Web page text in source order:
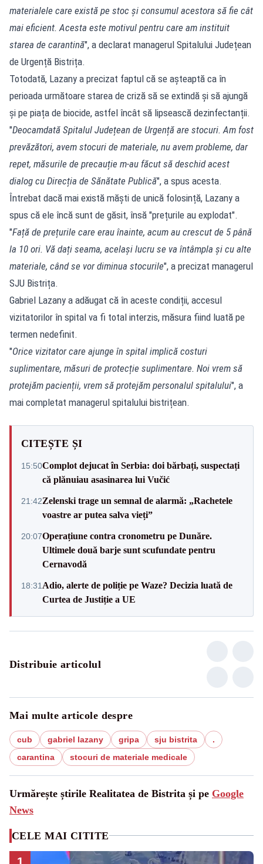
materialele care există pe stoc și consumul acestora să fie cât
mai eficient. Acesta este motivul pentru care am instituit
starea de carantină", a declarat managerul Spitalului Județean
de Urgență Bistrița.
Totodată, Lazany a precizat faptul că se așteaptă ca în
perioada următoare starea de criză să se extindă și să ajungă
și pe piața de biocide, astfel încât să lipsească dezinfectanții.
"Deocamdată Spitalul Județean de Urgență are stocuri. Am fost
prevăzători, avem stocuri de materiale, nu avem probleme, dar
repet, măsurile de precauție m-au făcut să deschid acest
dialog cu Direcția de Sănătate Publică", a spus acesta.
Întrebat dacă mai există măști de unică folosință, Lazany a
spus că ele încă sunt de găsit, însă "prețurile au explodat".
"Față de prețurile care erau înainte, acum au crescut de 5 până
la 10 ori. Vă dați seama, același lucru se va întâmpla și cu alte
materiale, când se vor diminua stocurile", a precizat managerul
SJU Bistrița.
Gabriel Lazany a adăugat că în aceste condiții, accesul
vizitatorilor în spital va fi total interzis, măsura fiind luată pe
termen nedefinit.
"Orice vizitator care ajunge în spital implică costuri
suplimentare, măsuri de protecție suplimentare. Noi vrem să
protejăm pacienții, vrem să protejăm personalul spitalului", a
mai completat managerul spitalului bistrițean.
CITEȘTE ȘI
15:50Complot dejucat în Serbia: doi bărbați, suspectați
că plănuiau asasinarea lui Vučić
21:42Zelenski trage un semnal de alarmă: „Rachetele
voastre ar putea salva vieți”
20:07Operațiune contra cronometru pe Dunăre.
Ultimele două barje sunt scufundate pentru
Cernavodă
18:31 Adio, alerte de poliție pe Waze? Decizia luată de
Curtea de Justiție a UE
Distribuie articolul
Mai multe articole despre
cub gabriel lazany gripa sju bistrita
.
carantina
stocuri de materiale medicale
Urmărește știrile Realitatea de Bistrita și pe Google
News
CELE MAI CITITE
1